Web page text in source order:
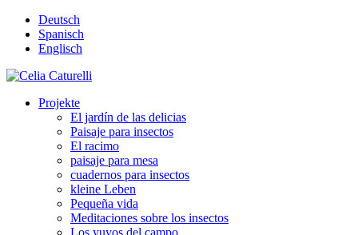
Deutsch
Spanisch
Englisch
Projekte
El jardín de las delicias
Paisaje para insectos
El racimo
paisaje para mesa
cuadernos para insectos
kleine Leben
Pequeña vida
Meditaciones sobre los insectos
Los yuyos del campo